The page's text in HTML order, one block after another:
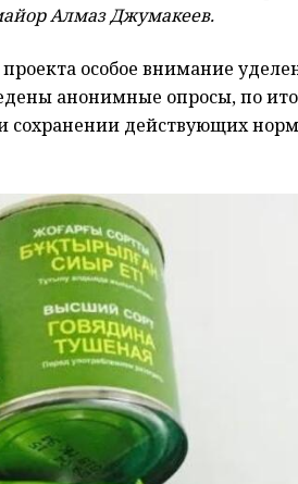
Алмаз Джумакеев.
особое внимание
анонимные опросы, по
сохранении действующих норм